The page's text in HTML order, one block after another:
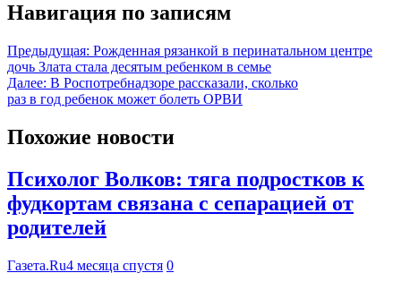
Навигация по записям
Предыдущая: Рожденная рязанкой в перинатальном центре
дочь Злата стала десятым ребенком в семье
Далее: В Роспотребнадзоре рассказали, сколько
раз в год ребенок может болеть ОРВИ
Похожие новости
Психолог Волков: тяга подростков к
фудкортам связана с сепарацией от
родителей
Газета.Ru4 месяца спустя 0